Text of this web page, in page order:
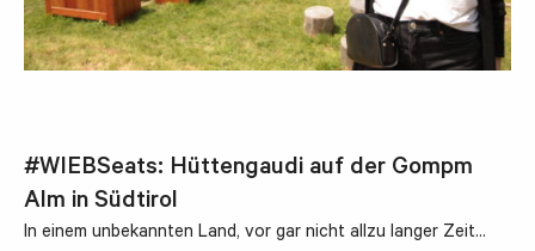
#WIEBSeats: Hüttengaudi auf der Gompm
Alm in Südtirol
In einem unbekannten Land, vor gar nicht allzu langer Zeit...